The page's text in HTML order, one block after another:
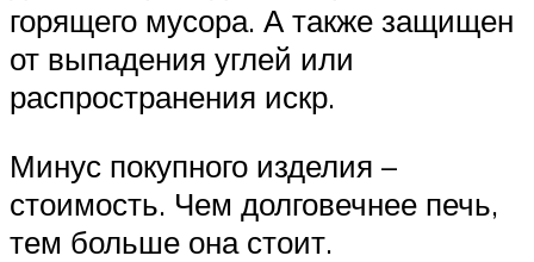
горящего мусора. А также защищен
от выпадения углей или
распространения искр.
Минус покупного изделия –
стоимость. Чем долговечнее печь,
тем больше она стоит.